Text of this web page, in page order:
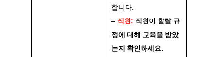
합니다.
– 직원: 직원이 할랄 규
정에 대해 교육을 받았
는지 확인하세요.